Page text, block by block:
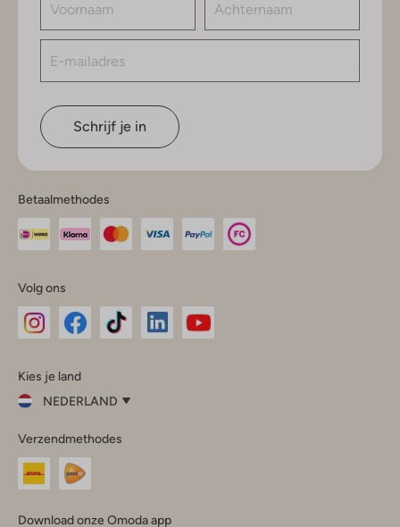
Schrijf je in
Betaalmethodes
Volg ons
InstagramFacebook
Kies je land
NEDERLAND
je
land
Nederland
Verzendmethodes
Download onze Omoda app